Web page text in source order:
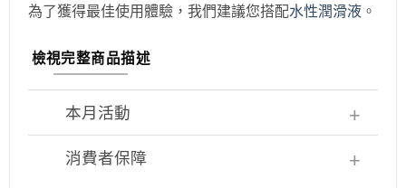
為了獲得最佳使用體驗，我們建議您搭配水性潤滑液 。
檢視完整商品描述
本月活動
消費者保障